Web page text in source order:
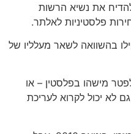
את נשיא הרשות
פלסטיניות לאלתר.
בהשוואה לשאר מעלליו של
מישהו בפלסטין – או
לא יכול לקרוא לעריכת